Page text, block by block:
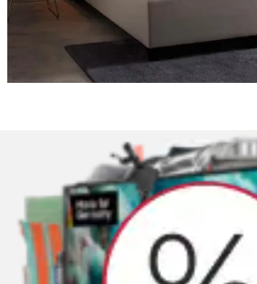
Der Topper deines
Kontakt mit dem Körper.
ihn alle 6 Jahre zu wechseln.